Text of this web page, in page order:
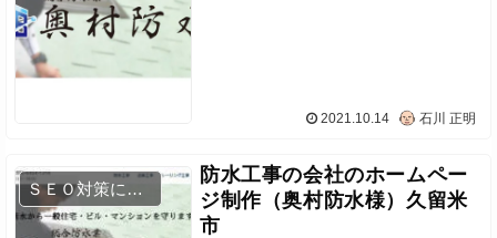
2021.10.14 石川 正明
ＳＥＯ対策について
防水工事の会社のホームペー
ジ制作（奥村防水様）久留米
市